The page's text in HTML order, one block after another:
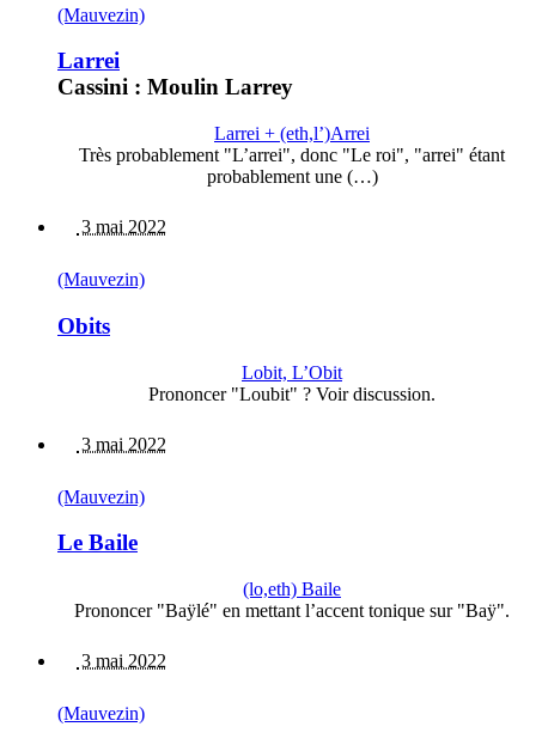
(Mauvezin)
Larrei
Cassini : Moulin Larrey
Larrei + (eth,l’)Arrei
Très probablement "L’arrei", donc "Le roi", "arrei" étant
probablement une (…)
3 mai 2022
(Mauvezin)
Obits
Lobit, L’Obit
Prononcer "Loubit" ? Voir discussion.
3 mai 2022
(Mauvezin)
Le Baile
(lo,eth) Baile
Prononcer "Baÿlé" en mettant l’accent tonique sur "Baÿ".
3 mai 2022
(Mauvezin)